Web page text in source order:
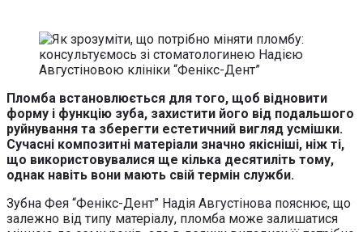
Пломба встановлюється для того, щоб відновити
форму і функцію зуба, захистити його від подальшого
руйнування та зберегти естетичний вигляд усмішки.
Сучасні композитні матеріали значно якісніші, ніж ті,
що використовувалися ще кілька десятиліть тому,
однак навіть вони мають свій термін служби.
Зубна Фея “Фенікс-Дент” Надія Августінова пояснює, що
залежно від типу матеріалу, пломба може залишатися